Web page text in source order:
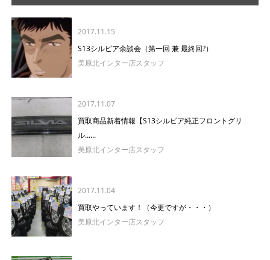
2017.11.15
S13シルビア余談会（第一回 兼 最終回?）
美原北インター店スタッフ
2017.11.07
買取商品新着情報【S13シルビア純正フロントグリ
ル......
美原北インター店スタッフ
2017.11.04
買取やっています！（今更ですが・・・）
美原北インター店スタッフ